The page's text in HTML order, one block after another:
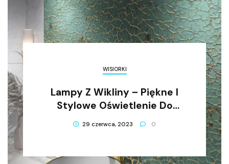
WISIORKI
Lampy Z Wikliny – Piękne I
Stylowe Oświetlenie Do
29 czerwca, 2023 0